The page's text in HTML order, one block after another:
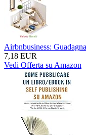
Airbnbusiness:
7,18 EUR
Vedi Offerta su Amazon